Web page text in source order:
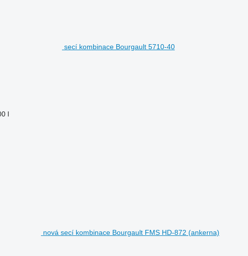
secí kombinace Bourgault 5710-40
l
nová secí kombinace Bourgault FMS HD-872 (ankerna)